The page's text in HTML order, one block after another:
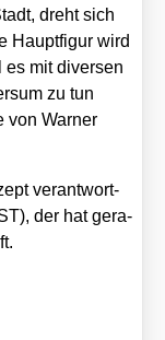
dreht sich
Haupt­fi­gur wird
es mit diver­sen
zu tun
von War­ner
ver­ant­wort­
der hat gera­